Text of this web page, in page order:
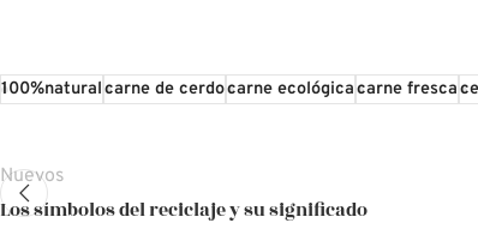
100%naturalcarne de cerdocarne ecológicacarne fresca
Nuevos
Los símbolos del reciclaje y su significado